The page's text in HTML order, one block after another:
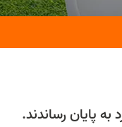
پایان رساندند.